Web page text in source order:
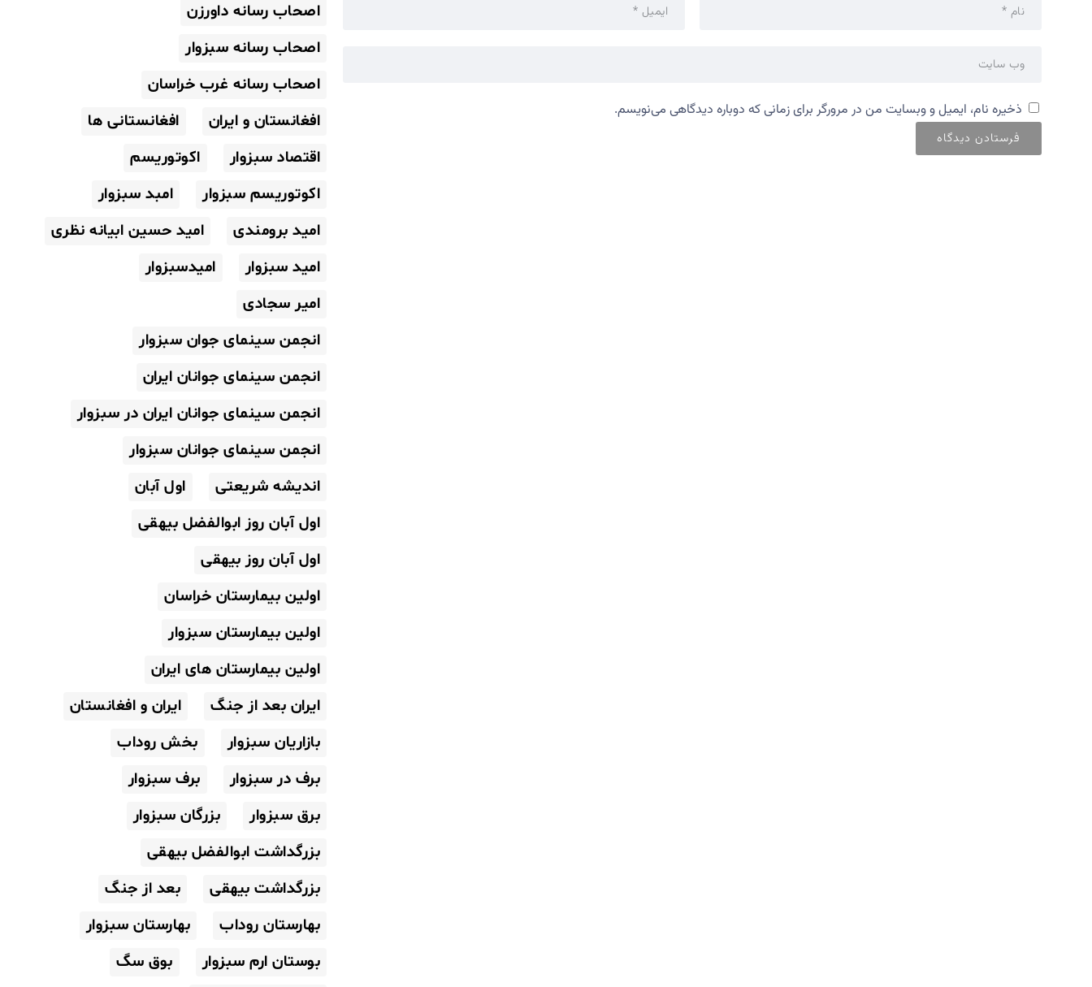
ذخیره نام، ایمیل و وبسایت من در مرورگر برای زمانی که دوباره دیدگاهی می‌نویسم.
اصحاب رسانه داورزن
اصحاب رسانه سبزوار
اصحاب رسانه غرب خراسان
افغانستان و ایران
افغانستانی ها
اقتصاد سبزوار
اکوتوریسم
اکوتوریسم سبزوار
امبد سبزوار
امید برومندی
امید حسین ابیانه نظری
امید سبزوار
امیدسبزوار
امیر سجادی
انجمن سینمای جوان سبزوار
انجمن سینمای جوانان ایران
انجمن سینمای جوانان ایران در سبزوار
انجمن سینمای جوانان سبزوار
اندیشه شریعتی
اول آبان
اول آبان روز ابوالفضل بیهقی
اول آبان روز بیهقی
اولین بیمارستان خراسان
اولین بیمارستان سبزوار
اولین بیمارستان های ایران
ایران بعد از جنگ
ایران و افغانستان
بازاریان سبزوار
بخش روداب
برف در سبزوار
برف سبزوار
برق سبزوار
بزرگان سبزوار
بزرگداشت ابوالفضل بیهقی
بزرگداشت بیهقی
بعد از جنگ
بهارستان روداب
بهارستان سبزوار
بوستان ارم سبزوار
بوق سگ